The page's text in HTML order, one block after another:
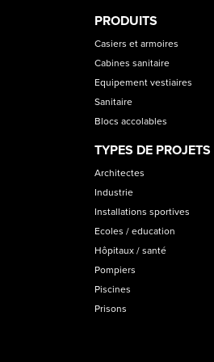
PRODUITS
Casiers et armoires
Cabines sanitaire
Equipement vestiaires
Sanitaire
Blocs accolables
TYPES DE PROJETS
Architectes
Industrie
Installations sportives
Ecoles / education
Hôpitaux / santé
Pompiers
Piscines
Prisons